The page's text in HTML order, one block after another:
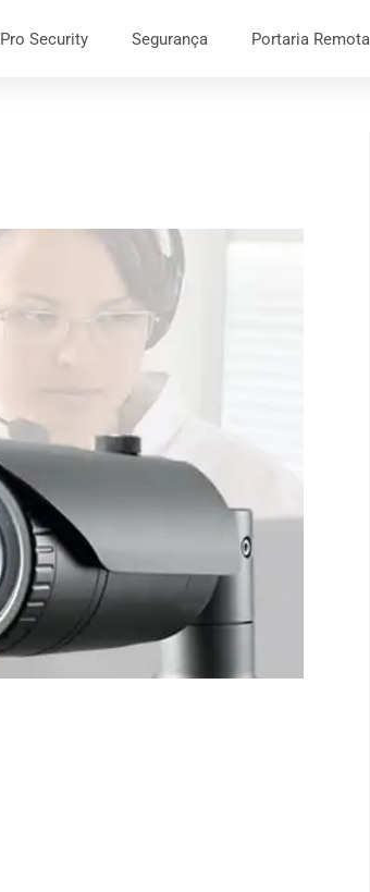
Pro Security Segurança Portaria Remota